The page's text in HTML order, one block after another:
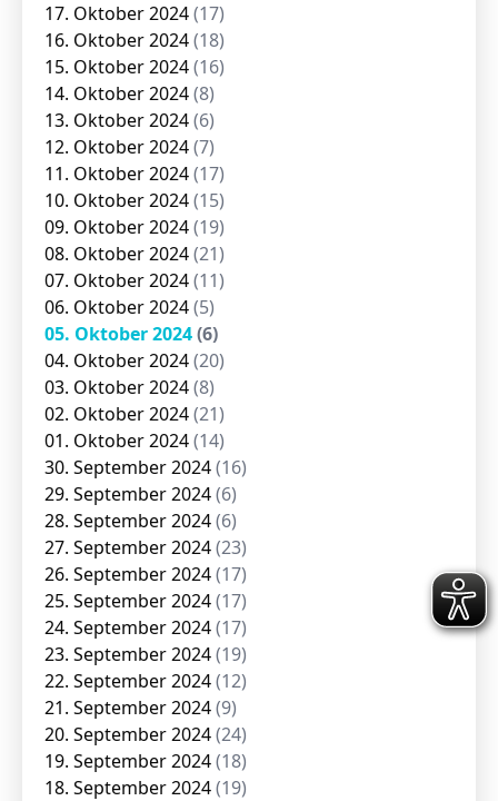
17. Oktober 2024(17)
16. Oktober 2024(18)
15. Oktober 2024(16)
14. Oktober 2024(8)
13. Oktober 2024(6)
12. Oktober 2024(7)
11. Oktober 2024(17)
10. Oktober 2024(15)
09. Oktober 2024(19)
08. Oktober 2024(21)
07. Oktober 2024(11)
06. Oktober 2024(5)
05. Oktober 2024(6)
04. Oktober 2024(20)
03. Oktober 2024(8)
02. Oktober 2024(21)
01. Oktober 2024(14)
30. September 2024(16)
29. September 2024(6)
28. September 2024(6)
27. September 2024(23)
26. September 2024(17)
25. September 2024(17)
24. September 2024(17)
23. September 2024(19)
22. September 2024(12)
21. September 2024(9)
20. September 2024(24)
19. September 2024(18)
18. September 2024(19)